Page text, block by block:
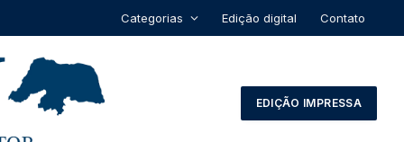
Categorias Edição digital Contato
EDIÇÃO IMPRESSA